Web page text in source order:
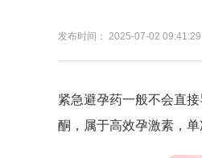
发布时间： 2025-07-02 09:41:29
紧急避孕药一般不会直
酮，属于高效孕激素，单